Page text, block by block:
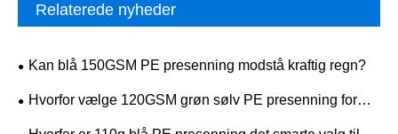
Relaterede nyheder
Kan blå 150GSM PE presenning modstå kraftig regn?
Hvorfor vælge 120GSM grøn sølv PE presenning for
pålidelig udendørs beskyttelse?